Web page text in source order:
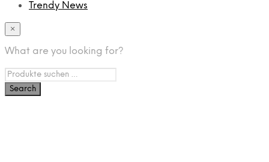
Trendy News
×
What are you looking for?